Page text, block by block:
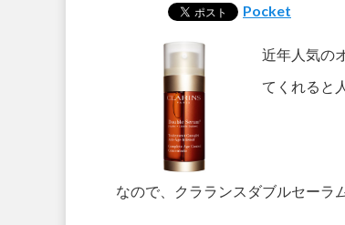
Pocket
近年人気の
てくれると
なので、クラランスダブルセーラ